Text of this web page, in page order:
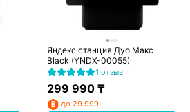
Яндекс станция Дуо Макс
Black (YNDX-00055)
1 отзыв
299 990 ₸
до 29 999